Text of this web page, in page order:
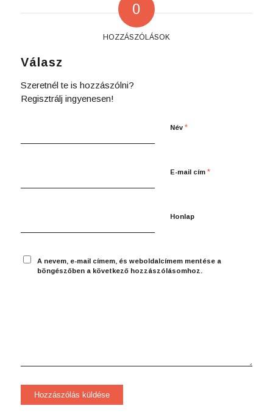
0
HOZZÁSZÓLÁSOK
Válasz
Szeretnél te is hozzászólni?
Regisztrálj ingyenesen!
Név *
E-mail cím *
Honlap
A nevem, e-mail címem, és weboldalcímem mentése a
böngészőben a következő hozzászólásomhoz.